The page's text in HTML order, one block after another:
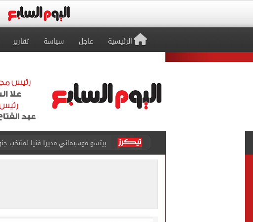
الرئيسية عاجل سياسة تقارير
كل شيء يبدأ من العقل.. رسالة غامضة
طرابزون سبور يعلن بيع 18 ألف تذكرة موسمية بعد التعاقد مع محمد صلاح
الأهلي يرفض مطالب أحمد عبد القادر بالحصول على